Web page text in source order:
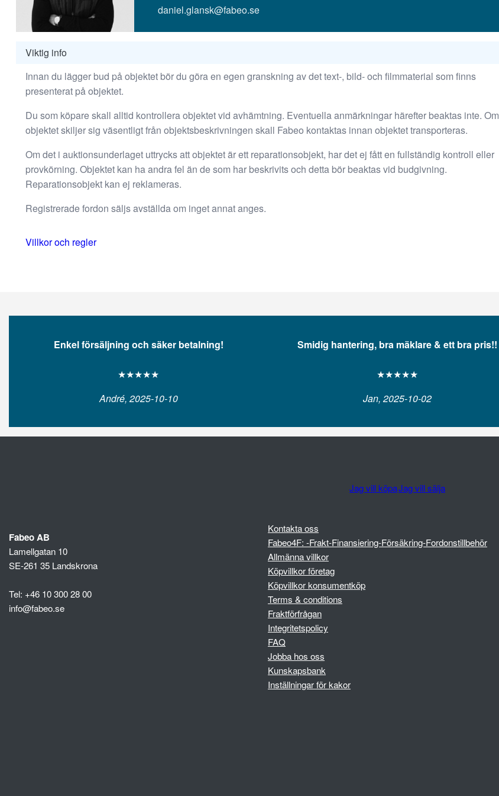
daniel.glansk@fabeo.se
Viktig info
Innan du lägger bud på objektet bör du göra en egen granskning av det text-, bild- och filmmaterial som finns
presenterat på objektet.
Du som köpare skall alltid kontrollera objektet vid avhämtning. Eventuella anmärkningar härefter beaktas inte. Om
objektet skiljer sig väsentligt från objektsbeskrivningen skall Fabeo kontaktas innan objektet transporteras.
Om det i auktionsunderlaget uttrycks att objektet är ett reparationsobjekt, har det ej fått en fullständig kontroll eller
provkörning. Objektet kan ha andra fel än de som har beskrivits och detta bör beaktas vid budgivning.
Reparationsobjekt kan ej reklameras.
Registrerade fordon säljs avställda om inget annat anges.
Villkor och regler
Enkel försäljning och säker betalning!
★★★★★
André, 2025-10-10
Smidig hantering, bra mäklare & ett bra pris!!
★★★★★
Jan, 2025-10-02
Jag vill köpaJag vill sälja
Fabeo AB
Lamellgatan 10
SE-261 35 Landskrona
Tel: +46 10 300 28 00
info@fabeo.se
Kontakta oss
Fabeo4F: -Frakt-Finansiering-Försäkring-Fordonstillbehör
Allmänna villkor
Köpvillkor företag
Köpvillkor konsumentköp
Terms & conditions
Fraktförfrågan
Integritetspolicy
FAQ
Jobba hos oss
Kunskapsbank
Inställningar för kakor
surfar ökar du
chansen att få se
anpassat
erbjudanden.